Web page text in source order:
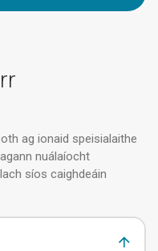
ag ionaid speisialaithe
nuálaíocht
síos caighdeáin